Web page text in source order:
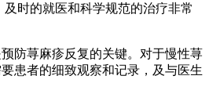
时的就医和科学规范的治疗非常
防荨麻疹反复的关键。对于慢性荨
患者的细致观察和记录，及与医生